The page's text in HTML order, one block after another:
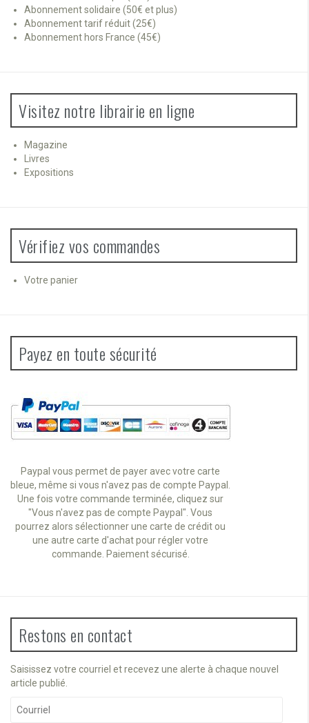
Abonnement solidaire (50€ et plus)
Abonnement tarif réduit (25€)
Abonnement hors France (45€)
Visitez notre librairie en ligne
Magazine
Livres
Expositions
Vérifiez vos commandes
Votre panier
Payez en toute sécurité
Paypal vous permet de payer avec votre carte
bleue, même si vous n'avez pas de compte Paypal.
Une fois votre commande terminée, cliquez sur
"Vous n'avez pas de compte Paypal". Vous
pourrez alors sélectionner une carte de crédit ou
une autre carte d'achat pour régler votre
commande. Paiement sécurisé.
Restons en contact
Saisissez votre courriel et recevez une alerte à chaque nouvel
article publié.